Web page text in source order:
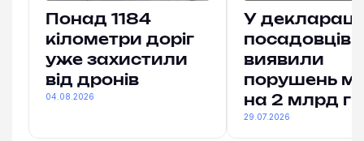
Понад 1184
кілометри доріг
уже захистили
від дронів
04.08.2026
У
посадовців
виявили
порушень
на 2 млрд
29.07.2026